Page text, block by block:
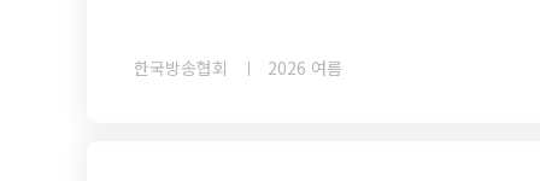
한국방송협회 2026 여름